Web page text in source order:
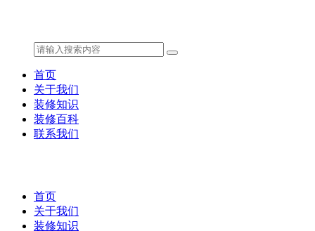
首页
关于我们
装修知识
装修百科
联系我们
首页
关于我们
装修知识